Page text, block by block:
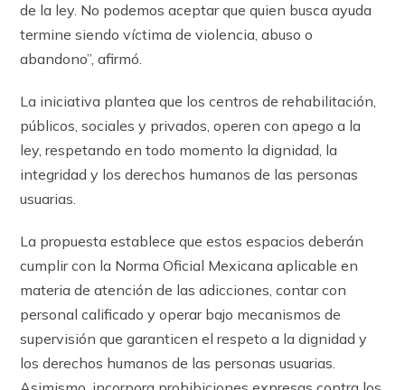
de la ley. No podemos aceptar que quien busca ayuda
termine siendo víctima de violencia, abuso o
abandono”, afirmó.
La iniciativa plantea que los centros de rehabilitación,
públicos, sociales y privados, operen con apego a la
ley, respetando en todo momento la dignidad, la
integridad y los derechos humanos de las personas
usuarias.
La propuesta establece que estos espacios deberán
cumplir con la Norma Oficial Mexicana aplicable en
materia de atención de las adicciones, contar con
personal calificado y operar bajo mecanismos de
supervisión que garanticen el respeto a la dignidad y
los derechos humanos de las personas usuarias.